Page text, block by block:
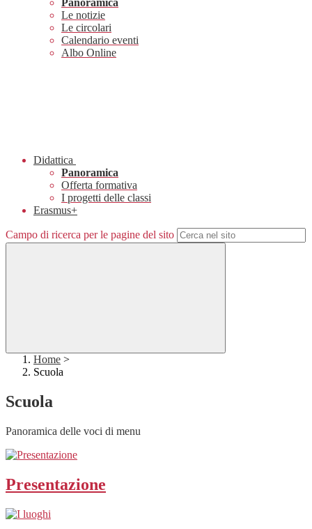
Panoramica
Le notizie
Le circolari
Calendario eventi
Albo Online
Didattica
Panoramica
Offerta formativa
I progetti delle classi
Erasmus+
Campo di ricerca per le pagine del sito
Home >
Scuola
Scuola
Panoramica delle voci di menu
Presentazione